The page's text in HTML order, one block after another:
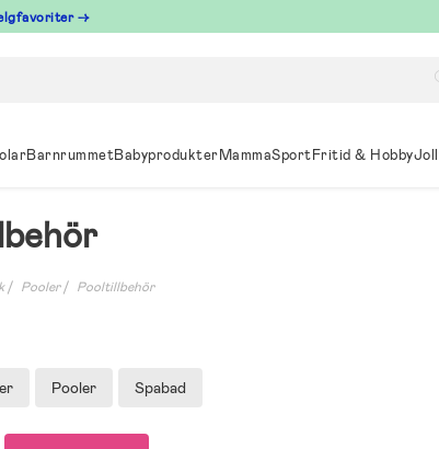
→
BarnrummetBabyprodukterMammaSportFritid & Hobby
Pooler Pooltillbehör
Pooler Spabad